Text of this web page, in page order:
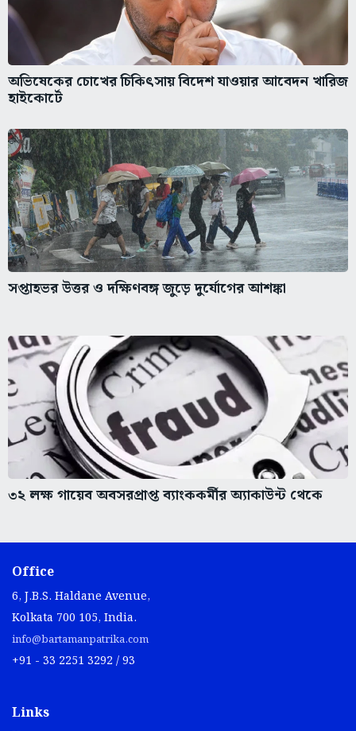
অভিষেকের চোখের চিকিৎসায় বিদেশ যাওয়ার আবেদন খারিজ
হাইকোর্টে
সপ্তাহভর উত্তর ও দক্ষিণবঙ্গ জুড়ে দুর্যোগের আশঙ্কা
৩২ লক্ষ গায়েব অবসরপ্রাপ্ত ব্যাংককর্মীর অ্যাকাউন্ট থেকে
Office
6, J.B.S. Haldane Avenue,
Kolkata 700 105, India.
info@bartamanpatrika.com
+91 - 33 2251 3292 / 93
Links